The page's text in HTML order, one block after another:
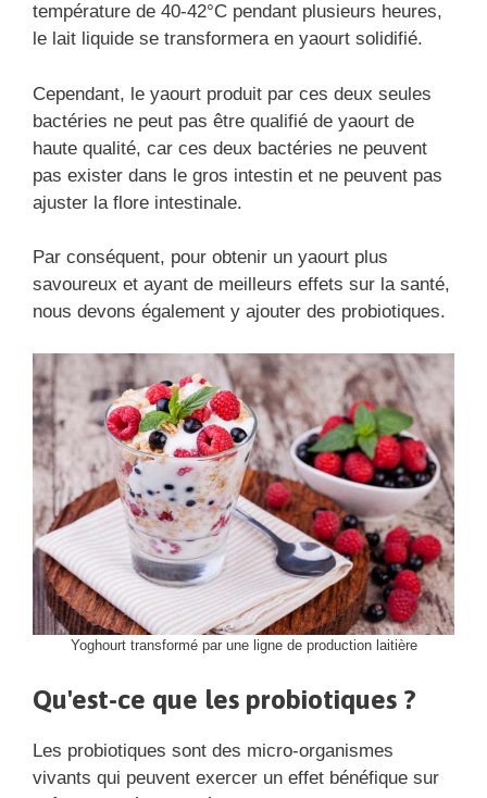
température de 40-42°C pendant plusieurs heures,
le lait liquide se transformera en yaourt solidifié.
Cependant, le yaourt produit par ces deux seules
bactéries ne peut pas être qualifié de yaourt de
haute qualité, car ces deux bactéries ne peuvent
pas exister dans le gros intestin et ne peuvent pas
ajuster la flore intestinale.
Par conséquent, pour obtenir un yaourt plus
savoureux et ayant de meilleurs effets sur la santé,
nous devons également y ajouter des probiotiques.
Yoghourt transformé par une ligne de production laitière
Qu'est-ce que les probiotiques ?
Les probiotiques sont des micro-organismes
vivants qui peuvent exercer un effet bénéfique sur